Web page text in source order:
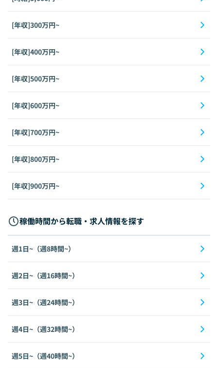
[年収]300万円~
[年収]400万円~
[年収]500万円~
[年収]600万円~
[年収]700万円~
[年収]800万円~
[年収]900万円~
稼働時間から転職・求人情報を探す
週1日~（週8時間~）
週2日~（週16時間~）
週3日~（週24時間~）
週4日~（週32時間~）
週5日~（週40時間~）